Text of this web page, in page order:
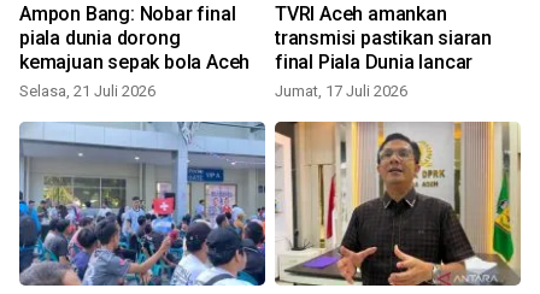
Ampon Bang: Nobar final
piala dunia dorong
kemajuan sepak bola Aceh
Selasa, 21 Juli 2026
TVRI Aceh amankan
transmisi pastikan siaran
final Piala Dunia lancar
Jumat, 17 Juli 2026